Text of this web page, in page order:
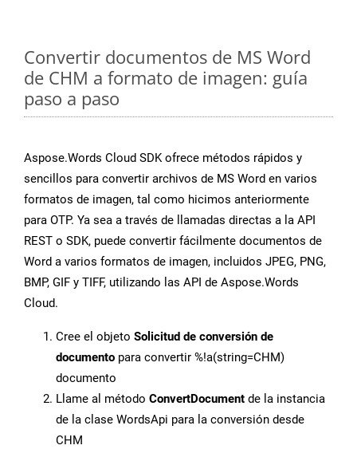
Convertir documentos de MS Word
de CHM a formato de imagen: guía
paso a paso
Aspose.Words Cloud SDK ofrece métodos rápidos y
sencillos para convertir archivos de MS Word en varios
formatos de imagen, tal como hicimos anteriormente
para OTP. Ya sea a través de llamadas directas a la API
REST o SDK, puede convertir fácilmente documentos de
Word a varios formatos de imagen, incluidos JPEG, PNG,
BMP, GIF y TIFF, utilizando las API de Aspose.Words
Cloud.
Cree el objeto Solicitud de conversión de
documento para convertir %!a(string=CHM)
documento
Llame al método ConvertDocument de la instancia
de la clase WordsApi para la conversión desde
CHM